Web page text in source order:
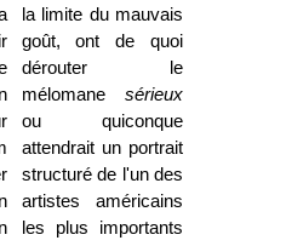
la limite du mauvais
goût, ont de quoi
dérouter le
mélomane sérieux
ou quiconque
attendrait un portrait
structuré de l'un des
artistes américains
les plus importants